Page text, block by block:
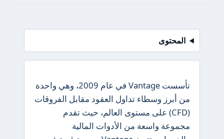
المحتوى
تأسست Vantage في عام 2009، وهي واحدة
من أبرز وسطاء تداول العقود مقابل الفروقات
(CFD) على مستوى العالم، حيث تقدم
مجموعة واسعة من الأدوات المالية